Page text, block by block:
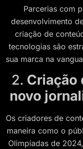
Parcerias com
desenvolvimento
criação de
tecnologias são
sua marca na
2. Criação
novo
Os criadores de
maneira como o
Olimpíadas de